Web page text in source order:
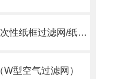
纸框初效过滤网/一次性纸框过滤网/纸框过滤网
型空气过滤网）